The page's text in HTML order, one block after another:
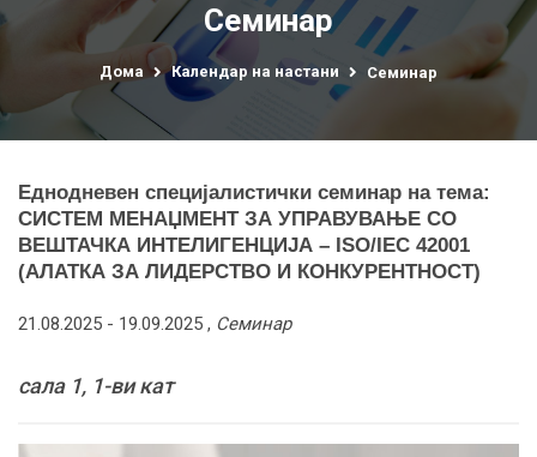
Семинар
Дома Календар на настани Семинар
Еднодневен специјалистички семинар на тема:
СИСТЕМ МЕНАЏМЕНТ ЗА УПРАВУВАЊЕ СО
ВЕШТАЧКА ИНТЕЛИГЕНЦИЈА – ISO/IEC 42001
(АЛАТКА ЗА ЛИДЕРСТВО И КОНКУРЕНТНОСТ)
21.08.2025 - 19.09.2025 , Семинар
сала 1, 1-ви кат